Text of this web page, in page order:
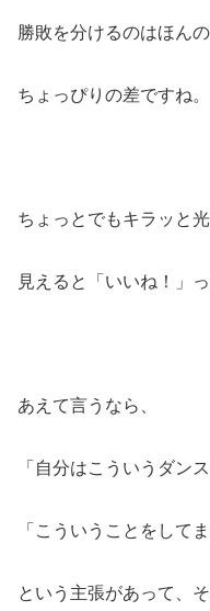
勝敗を分けるのはほんの
ちょっぴりの差ですね。
ちょっとでもキラッと
見えると「いいね！」
あえて言うなら、
「自分はこういうダン
「こういうことをしてま
という主張があって、